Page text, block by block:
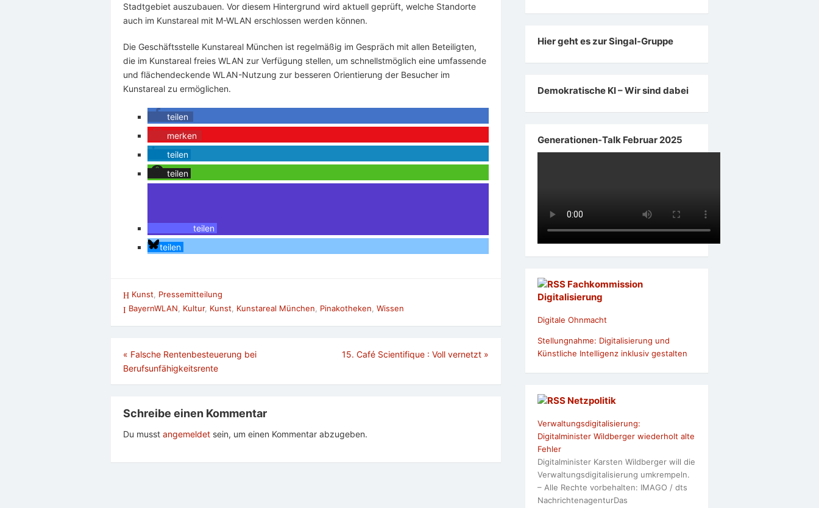
Stadtgebiet auszubauen. Vor diesem Hintergrund wird aktuell geprüft, welche Standorte
auch im Kunstareal mit M-WLAN erschlossen werden können.
Die Geschäftsstelle Kunstareal München ist regelmäßig im Gespräch mit allen Beteiligten,
die im Kunstareal freies WLAN zur Verfügung stellen, um schnellstmöglich eine umfassende
und flächendeckende WLAN-Nutzung zur besseren Orientierung der Besucher im
Kunstareal zu ermöglichen.
teilen
merken
teilen
teilen
teilen
teilen
Kunst
Pressemitteilung
BayernWLAN, Kultur, Kunst, Kunstareal München, Pinakotheken, Wissen
Beitragsnavigation
« Falsche Rentenbesteuerung bei
Berufsunfähigkeitsrente
15. Café Scientifique : Voll vernetzt »
Schreibe einen Kommentar
Du musst angemeldet sein, um einen Kommentar abzugeben.
Hier geht es zur Singal-Gruppe
Demokratische KI – Wir sind dabei
Generationen-Talk Februar 2025
Fachkommission
Digitalisierung
Digitale Ohnmacht
Stellungnahme: Digitalisierung und
Künstliche Intelligenz inklusiv gestalten
Netzpolitik
Verwaltungsdigitalisierung:
Digitalminister Wildberger wiederholt alte
Fehler
Digitalminister Karsten Wildberger will die
Verwaltungsdigitalisierung umkrempeln.
– Alle Rechte vorbehalten: IMAGO / dts
NachrichtenagenturDas